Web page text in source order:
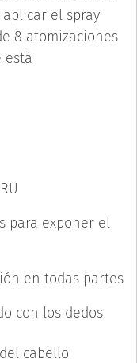
el spray
8 atomizaciones
está
para exponer el
en todas partes
con los dedos
cabello